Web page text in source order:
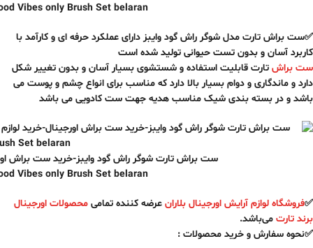
Vibes only Brush Set belaran
✅ست براش تارت مدل شوگر راش گود وایبز دارای عملکرد حرفه ای و کارآمد با
کاربرد آسان و بدون تست حیوانی تولید شده است
ست براش تارت قابلیت استفاده و شستشوی بسیار آسان و بدون تغییر شکل
دارد و ماندگاری و دوام بسیار بالا دارد که مناسب برای انواع چشم و پوست می
باشد و در بسته بندی شیک مناسب هدیه جهت ست کادویی می باشد
ست براش تارت شوگر راش گود وایبز-خرید ست براش
Vibes only Brush Set belaran
✅فروشگاه لوازم آرایش اورجینال بلاران عرضه کننده تمامی محصولات اورجینال
برند تارت می‌باشد.
✅نحوه سفارش و خرید محصولات :